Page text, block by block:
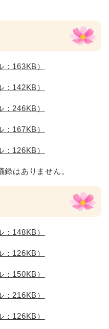
163KB）
142KB）
246KB）
167KB）
126KB）
はありません。
148KB）
126KB）
150KB）
216KB）
126KB）